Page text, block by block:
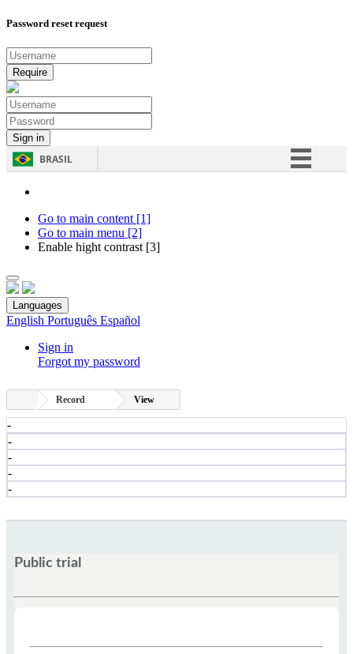
Password reset request
BRASIL
Go to main content [1]
Go to main menu [2]
Enable hight contrast [3]
Languages
English Português Español
Sign in
Forgot my password
Record View
-
-
-
-
-
Public trial